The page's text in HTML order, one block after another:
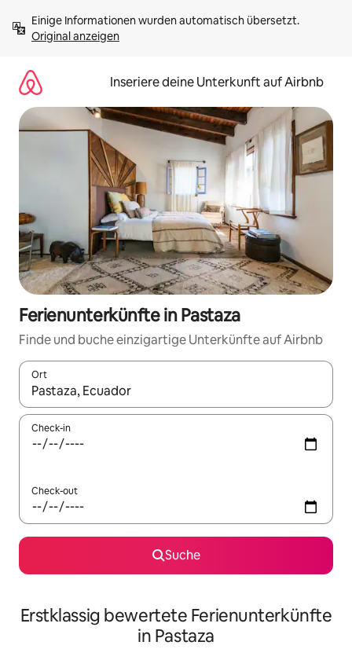
Inhalten
springenOriginal anzeigen
Inseriere deine Unterkunft auf Airbnb
Ferienunterkünfte in Pastaza
Finde und buche einzigartige Unterkünfte auf Airbnb
Ort
Wenn Ergebnisse verfügbar sind, navigiere mit den
Check-in
Check-out
Suche
Erstklassig bewertete Ferienunterkünfte
in Pastaza